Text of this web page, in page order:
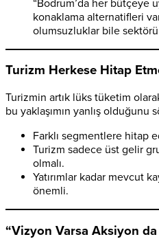
“Bodrum’da her bütçeye
konaklama alternatifleri
olumsuzluklar bile
Turizm Herkese Hitap
Turizmin artık lüks tüketim
bu yaklaşımın yanlış olduğunu
Farklı segmentlere hitap
Turizm sadece üst gelir
olmalı.
Yatırımlar kadar mevcut
önemli.
“Vizyon Varsa Aksiyon da